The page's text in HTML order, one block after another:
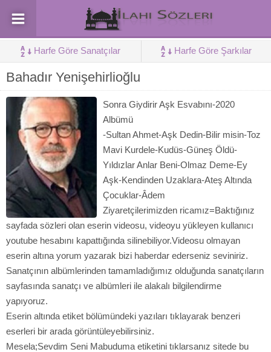
Harfe Göre Sanatçılar Harfe Göre Şarkılar
Bahadır Yenişehirlioğlu
Sonra Giydirir Aşk Esvabını-2020
Albümü
-Sultan Ahmet-Aşk Dedin-Bilir misin-Toz
Mavi Kurdele-Kudüs-Güneş Öldü-
Yıldızlar Anlar Beni-Olmaz Deme-Ey
Aşk-Kendinden Uzaklara-Ateş Altında
Çocuklar-Âdem
Ziyaretçilerimizden ricamız=Baktığınız
sayfada sözleri olan eserin videosu, videoyu yükleyen kullanıcı
youtube hesabını kapattığında silinebiliyor.Videosu olmayan
eserin altına yorum yazarak bizi haberdar ederseniz seviniriz.
Sanatçının albümlerinden tamamladığımız olduğunda sanatçıların
sayfasında sanatçı ve albümleri ile alakalı bilgilendirme
yapıyoruz.
Eserin altında etiket bölümündeki yazıları tıklayarak benzeri
eserleri bir arada görüntüleyebilirsiniz.
Mesela;Sevdim Seni Mabuduma etiketini tıklarsanız sitede bu